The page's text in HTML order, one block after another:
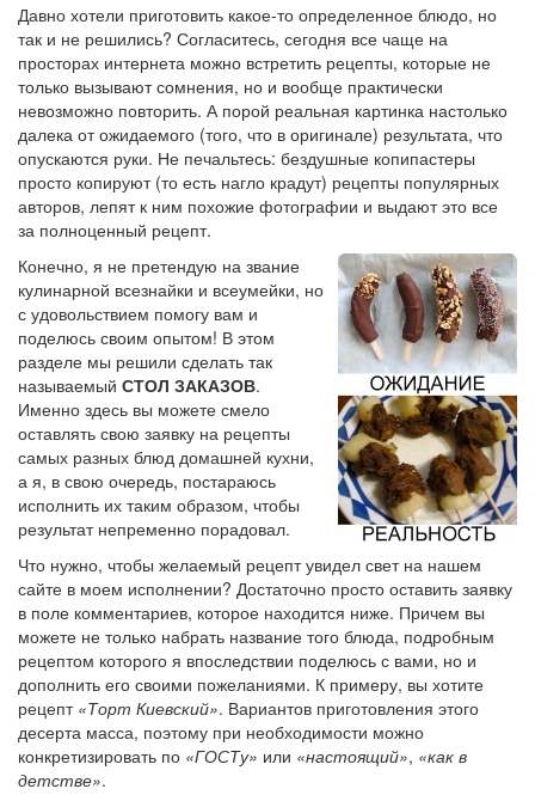
Давно хотели приготовить какое-то определенное блюдо, но
так и не решились? Согласитесь, сегодня все чаще на
просторах интернета можно встретить рецепты, которые не
только вызывают сомнения, но и вообще практически
невозможно повторить. А порой реальная картинка настолько
далека от ожидаемого (того, что в оригинале) результата, что
опускаются руки. Не печальтесь: бездушные копипастеры
просто копируют (то есть нагло крадут) рецепты популярных
авторов, лепят к ним похожие фотографии и выдают это все
за полноценный рецепт.
Конечно, я не претендую на звание
кулинарной всезнайки и всеумейки, но
с удовольствием помогу вам и
поделюсь своим опытом! В этом
разделе мы решили сделать так
называемый СТОЛ ЗАКАЗОВ.
Именно здесь вы можете смело
оставлять свою заявку на рецепты
самых разных блюд домашней кухни,
а я, в свою очередь, постараюсь
исполнить их таким образом, чтобы
результат непременно порадовал.
Что нужно, чтобы желаемый рецепт увидел свет на нашем
сайте в моем исполнении? Достаточно просто оставить заявку
в поле комментариев, которое находится ниже. Причем вы
можете не только набрать название того блюда, подробным
рецептом которого я впоследствии поделюсь с вами, но и
дополнить его своими пожеланиями. К примеру, вы хотите
рецепт «Торт Киевский». Вариантов приготовления этого
десерта масса, поэтому при необходимости можно
конкретизировать по «ГОСТу» или «настоящий», «как в
детстве».